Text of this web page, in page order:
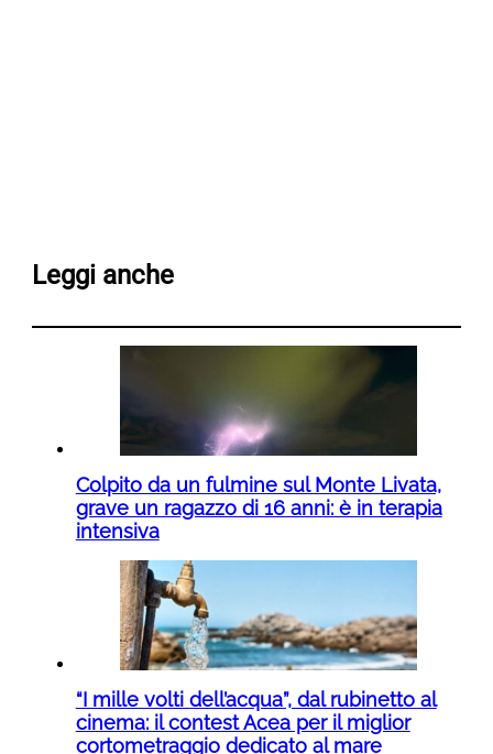
Leggi anche
Colpito da un fulmine sul Monte Livata,
grave un ragazzo di 16 anni: è in terapia
intensiva
“I mille volti dell’acqua”, dal rubinetto al
cinema: il contest Acea per il miglior
cortometraggio dedicato al mare